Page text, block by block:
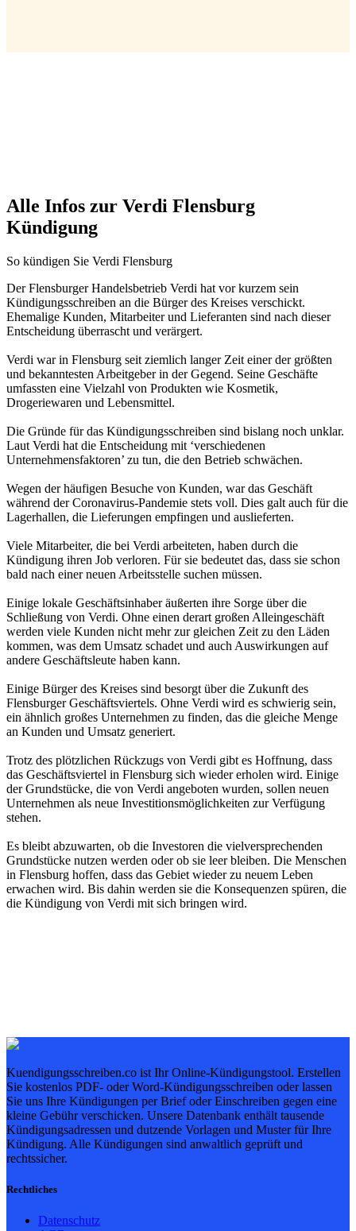
Alle Infos zur Verdi Flensburg
Kündigung
So kündigen Sie Verdi Flensburg
Der Flensburger Handelsbetrieb Verdi hat vor kurzem sein
Kündigungsschreiben an die Bürger des Kreises verschickt.
Ehemalige Kunden, Mitarbeiter und Lieferanten sind nach dieser
Entscheidung überrascht und verärgert.
Verdi war in Flensburg seit ziemlich langer Zeit einer der größten
und bekanntesten Arbeitgeber in der Gegend. Seine Geschäfte
umfassten eine Vielzahl von Produkten wie Kosmetik,
Drogeriewaren und Lebensmittel.
Die Gründe für das Kündigungsschreiben sind bislang noch unklar.
Laut Verdi hat die Entscheidung mit ‘verschiedenen
Unternehmensfaktoren’ zu tun, die den Betrieb schwächen.
Wegen der häufigen Besuche von Kunden, war das Geschäft
während der Coronavirus-Pandemie stets voll. Dies galt auch für die
Lagerhallen, die Lieferungen empfingen und auslieferten.
Viele Mitarbeiter, die bei Verdi arbeiteten, haben durch die
Kündigung ihren Job verloren. Für sie bedeutet das, dass sie schon
bald nach einer neuen Arbeitsstelle suchen müssen.
Einige lokale Geschäftsinhaber äußerten ihre Sorge über die
Schließung von Verdi. Ohne einen derart großen Alleingeschäft
werden viele Kunden nicht mehr zur gleichen Zeit zu den Läden
kommen, was dem Umsatz schadet und auch Auswirkungen auf
andere Geschäftsleute haben kann.
Einige Bürger des Kreises sind besorgt über die Zukunft des
Flensburger Geschäftsviertels. Ohne Verdi wird es schwierig sein,
ein ähnlich großes Unternehmen zu finden, das die gleiche Menge
an Kunden und Umsatz generiert.
Trotz des plötzlichen Rückzugs von Verdi gibt es Hoffnung, dass
das Geschäftsviertel in Flensburg sich wieder erholen wird. Einige
der Grundstücke, die von Verdi angeboten wurden, sollen neuen
Unternehmen als neue Investitionsmöglichkeiten zur Verfügung
stehen.
Es bleibt abzuwarten, ob die Investoren die vielversprechenden
Grundstücke nutzen werden oder ob sie leer bleiben. Die Menschen
in Flensburg hoffen, dass das Gebiet wieder zu neuem Leben
erwachen wird. Bis dahin werden sie die Konsequenzen spüren, die
die Kündigung von Verdi mit sich bringen wird.
Kuendigungsschreiben.co ist Ihr Online-Kündigungstool. Erstellen
Sie kostenlos PDF- oder Word-Kündigungsschreiben oder lassen
Sie uns Ihre Kündigungen per Brief oder Einschreiben gegen eine
kleine Gebühr verschicken. Unsere Datenbank enthält tausende
Kündigungsadressen und dutzende Vorlagen und Muster für Ihre
Kündigung. Alle Kündigungen sind anwaltlich geprüft und
rechtssicher.
Rechtliches
Datenschutz